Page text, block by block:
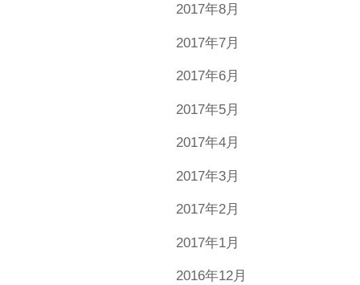
2017年8月
2017年7月
2017年6月
2017年5月
2017年4月
2017年3月
2017年2月
2017年1月
2016年12月